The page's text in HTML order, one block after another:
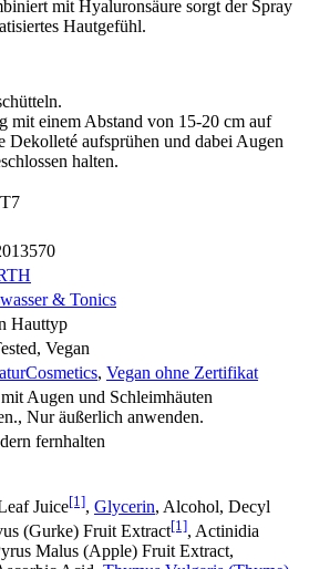
mit Hyaluronsäure sorgt der Spray
Hautgefühl.
mit einem Abstand von 15-20 cm auf
Dekolleté aufsprühen und dabei Augen
halten.
& Tonics
Hauttyp
Vegan
, Vegan ohne Zertifikat
Augen und Schleimhäuten
Nur äußerlich anwenden.
fernhalten
Juice[1], Glycerin, Alcohol, Decyl
(Gurke) Fruit Extract[1], Actinidia
Malus (Apple) Fruit Extract,